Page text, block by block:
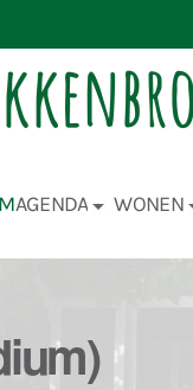
AGENDA WONEN